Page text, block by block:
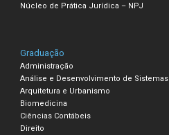
Núcleo de Prática Jurídica – NPJ
Graduação
Administração
Análise e Desenvolvimento de Sistemas
Arquitetura e Urbanismo
Biomedicina
Ciências Contábeis
Direito